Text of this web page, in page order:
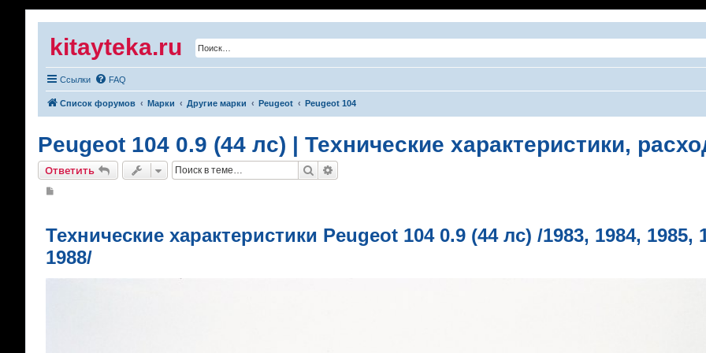
kitayteka.ru
Ссылки FAQ
Список форумов Марки Другие марки Peugeot Peugeot 104
Peugeot 104 0.9 (44 лс) | Технические характеристики,
Ответить Поиск
щ
е
и
е
Технические характеристики Peugeot 104 0.9 (44 лс) /1983, 1984, 1985,
1988/